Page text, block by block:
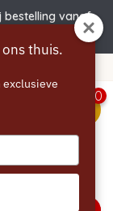
bestelling vanaf
0
thuis.
exclusieve